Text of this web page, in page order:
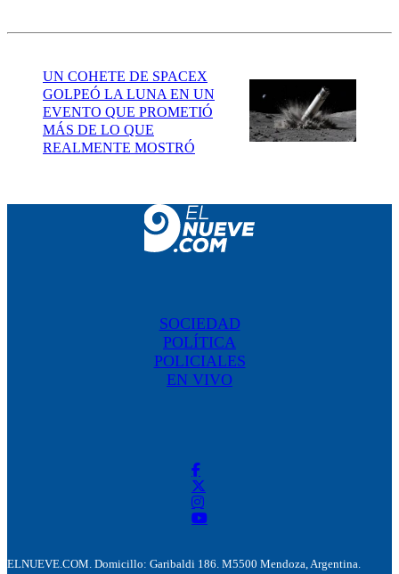
UN COHETE DE SPACEX
GOLPEÓ LA LUNA EN UN
EVENTO QUE PROMETIÓ
MÁS DE LO QUE
REALMENTE MOSTRÓ
SOCIEDAD
POLÍTICA
POLICIALES
EN VIVO
ELNUEVE.COM. Domicillo: Garibaldi 186. M5500 Mendoza, Argentina.